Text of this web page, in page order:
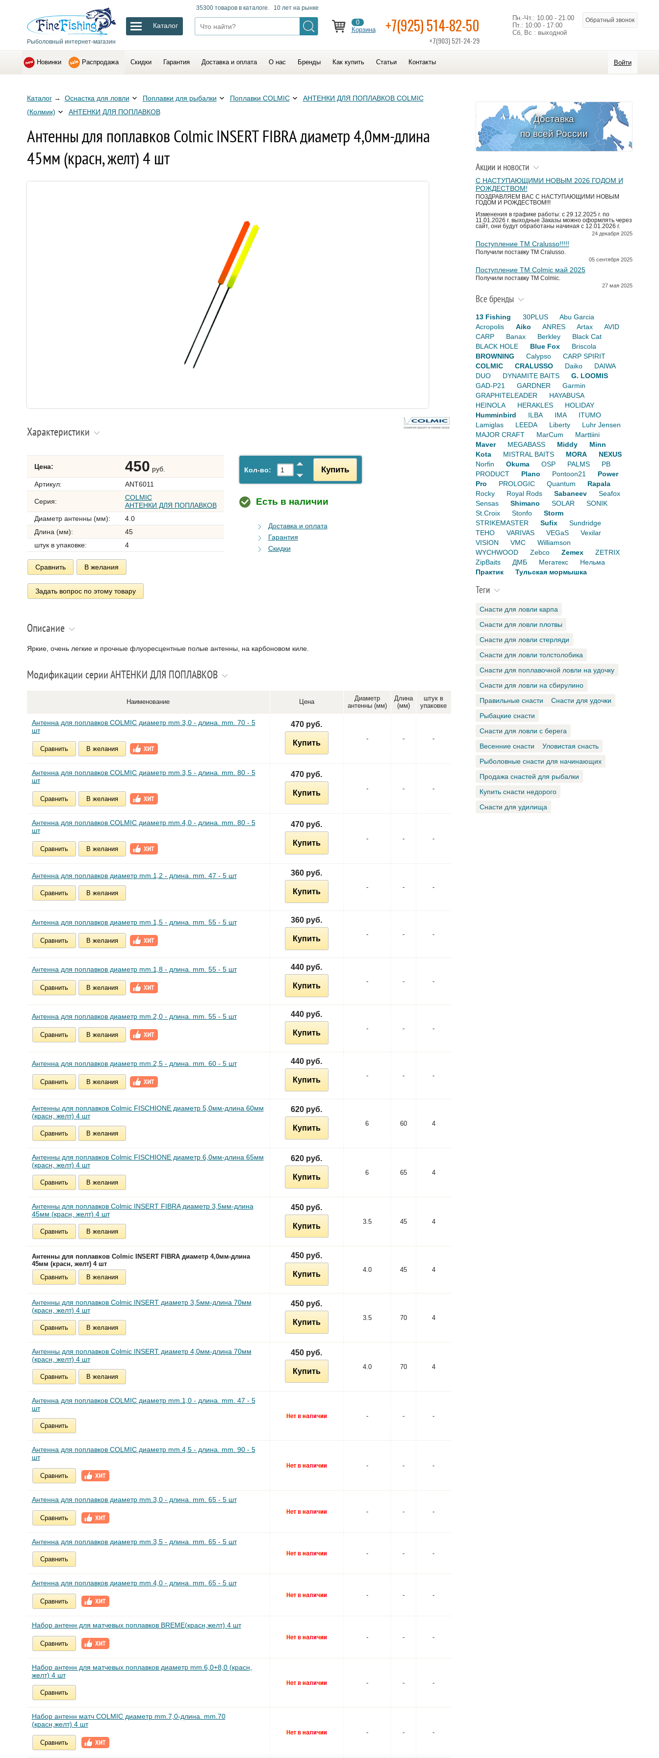
Рыболовный интернет-магазин
Каталог
35300 товаров в каталоге. 10 лет на рынке
0
Корзина
+7(925) 514-82-50
+7(903) 521-24-29
Пн.-Чт.: 10.00 - 21.00
Пт.: 10:00 - 17:00
Сб, Вс : выходной
Обратный звонок
Новинки Распродажа Скидки Гарантия Доставка и оплата О нас Бренды Как купить Статьи Контакты Войти
Каталог→ Оснастка для ловли Поплавки для рыбалки Поплавки COLMIC
АНТЕНКИ ДЛЯ ПОПЛАВКОВ COLMIC
(Колмик)
АНТЕНКИ ДЛЯ ПОПЛАВКОВ
Антенны для поплавков Colmic INSERT FIBRA диаметр 4,0мм-длина
45мм (красн, желт) 4 шт
Характеристики
Цена: 450 руб.
Артикул:
ANT6011
Серия:
COLMIC
АНТЕНКИ ДЛЯ ПОПЛАВКОВ
Диаметр антенны (мм):
4.0
Длина (мм):
45
штук в упаковке:
4
Сравнить В желания
Задать вопрос по этому товару
Кол-во: Купить
Есть в наличии
Доставка и оплата
Гарантия
Скидки
Описание
Яркие, очень легкие и прочные флуоресцентные полые антенны, на карбоновом киле.
Модификации серии АНТЕНКИ ДЛЯ ПОПЛАВКОВ
Наименование Цена
Диаметр
антенны (мм)
Длина
(мм)
штук в
упаковке
Антенна для поплавков COLMIC диаметр mm.3,0 - длина. mm. 70 - 5
шт
Сравнить В желания
470 руб.
Купить
- - -
Антенна для поплавков COLMIC диаметр mm.3,5 - длина. mm. 80 - 5
шт
Сравнить В желания
470 руб.
Купить
- - -
Антенна для поплавков COLMIC диаметр mm.4,0 - длина. mm. 80 - 5
шт
Сравнить В желания
470 руб.
Купить
- - -
Антенна для поплавков диаметр mm.1,2 - длина. mm. 47 - 5 шт
Сравнить В желания
360 руб.
Купить
- - -
Антенна для поплавков диаметр mm.1,5 - длина. mm. 55 - 5 шт
Сравнить В желания
360 руб.
Купить
- - -
Антенна для поплавков диаметр mm.1,8 - длина. mm. 55 - 5 шт
Сравнить В желания
440 руб.
Купить
- - -
Антенна для поплавков диаметр mm.2,0 - длина. mm. 55 - 5 шт
Сравнить В желания
440 руб.
Купить
- - -
Антенна для поплавков диаметр mm.2,5 - длина. mm. 60 - 5 шт
Сравнить В желания
440 руб.
Купить
- - -
Антенны для поплавков Colmic FISCHIONE диаметр 5,0мм-длина 60мм
(красн, желт) 4 шт
Сравнить В желания
620 руб.
Купить
6 60 4
Антенны для поплавков Colmic FISCHIONE диаметр 6,0мм-длина 65мм
(красн, желт) 4 шт
Сравнить В желания
620 руб.
Купить
6 65 4
Антенны для поплавков Colmic INSERT FIBRA диаметр 3,5мм-длина
45мм (красн, желт) 4 шт
Сравнить В желания
450 руб.
Купить
3.5 45 4
Антенны для поплавков Colmic INSERT FIBRA диаметр 4,0мм-длина
45мм (красн, желт) 4 шт
Сравнить
В желания
450 руб.
Купить
4.0 45 4
Антенны для поплавков Colmic INSERT диаметр 3,5мм-длина 70мм
(красн, желт) 4 шт
Сравнить В желания
450 руб.
Купить
3.5 70 4
Антенны для поплавков Colmic INSERT диаметр 4,0мм-длина 70мм
(красн, желт) 4 шт
Сравнить В желания
450 руб.
Купить
4.0 70 4
Антенна для поплавков COLMIC диаметр mm.1,0 - длина. mm. 47 - 5
шт
Сравнить
- - -
Антенна для поплавков COLMIC диаметр mm.4,5 - длина. mm. 90 - 5
шт
Сравнить
- - -
Антенна для поплавков диаметр mm.3,0 - длина. mm. 65 - 5 шт
Сравнить
- - -
Антенна для поплавков диаметр mm.3,5 - длина. mm. 65 - 5 шт
Сравнить
- - -
Антенна для поплавков диаметр mm.4,0 - длина. mm. 65 - 5 шт
Сравнить
- - -
Набор антенн для матчевых поплавков BREME(красн,желт) 4 шт
Сравнить
- - -
Набор антенн для матчевых поплавков диаметр mm.6,0+8,0 (красн,
желт) 4 шт
Сравнить
- - -
Набор антенн матч COLMIC диаметр mm.7,0-длина. mm.70
(красн,желт) 4 шт
Сравнить
- - -
Доставка
по всей России
Акции и новости
С НАСТУПАЮЩИМИ НОВЫМ 2026 ГОДОМ И
РОЖДЕСТВОМ!
ПОЗДРАВЛЯЕМ ВАС С НАСТУПАЮЩИМИ НОВЫМ
ГОДОМ И РОЖДЕСТВОМ!!!
Изменения в графике работы: с 29.12.2025 г. по
11.01.2026 г. выходные Заказы можно оформлять через
сайт, они будут обработаны начиная с 12.01.2026 г.
24 декабря 2025
Поступление TM Cralusso!!!!!
Получили поставку ТМ Cralusso.
05 сентября 2025
Поступление TM Colmic май 2025
Получили поставку ТМ Colmic.
27 мая 2025
Все бренды
13 Fishing 30PLUS
Abu Garcia
Acropolis
Aiko ANRES Artax
AVID
CARP
Banax Berkley
Black Cat
BLACK HOLE
Blue Fox
Briscola
BROWNING
Calypso
CARP SPIRIT
COLMIC
CRALUSSO Daiko
DAIWA
DUO
DYNAMITE BAITS
G. LOOMIS
GAD-P21
GARDNER
Garmin
GRAPHITELEADER
HAYABUSA
HEINOLA
HERAKLES
HOLIDAY
Humminbird
ILBA IMA
ITUMO
Lamiglas
LEEDA Liberty
Luhr Jensen
MAJOR CRAFT
MarCum
Marttiini
Maver
MEGABASS Middy
Minn
Kota
MISTRAL BAITS MORA
NEXUS
Norfin
Okuma OSP PALMS
PB
PRODUCT
Plano Pontoon21
Power
Pro
PROLOGIC Quantum
Rapala
Rocky
Royal Rods Sabaneev
Seafox
Sensas
Shimano SOLAR
SONIK
St.Croix
Stonfo
Storm
STRIKEMASTER
Sufix
Sundridge
TEHO
VARIVAS VEGaS
Vexilar
VISION
VMC
Williamson
WYCHWOOD
Zebco Zemex
ZETRIX
ZipBaits
ДМБ Мегатекс
Нельма
Практик
Тульская мормышка
Теги
Снасти для ловли карпа
Снасти для ловли плотвы
Снасти для ловли стерляди
Снасти для ловли толстолобика
Снасти для поплавочной ловли на удочку
Снасти для ловли на сбирулино
Правильные снасти
Снасти для удочки
Рыбацкие снасти
Снасти для ловли с берега
Весенние снасти
Уловистая снасть
Рыболовные снасти для начинающих
Продажа снастей для рыбалки
Купить снасти недорого
Снасти для удилища